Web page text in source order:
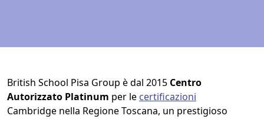
British School Pisa Group è dal 2015 Centro
Autorizzato Platinum per le certificazioni
Cambridge nella Regione Toscana, un prestigioso